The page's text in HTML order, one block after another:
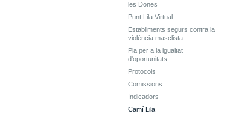
les Dones
Punt Lila Virtual
Establiments segurs contra la
violència masclista
Pla per a la igualtat
d'oportunitats
Protocols
Comissions
Indicadors
Camí Lila